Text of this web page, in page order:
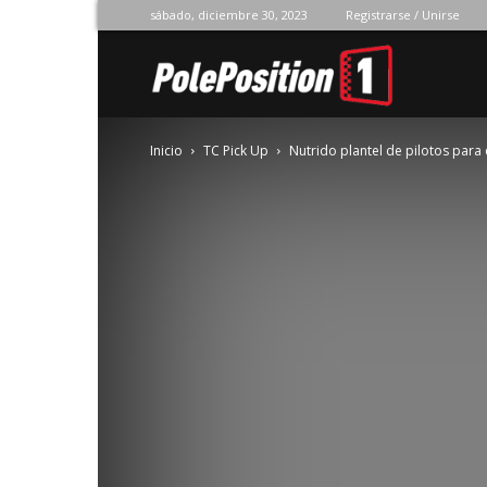
sábado, diciembre 30, 2023 Registrarse / Unirse
Position
Inicio TC Pick Up Nutrido plantel de pilotos para